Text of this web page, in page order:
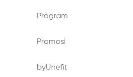
Program
Promosi
byUnefit